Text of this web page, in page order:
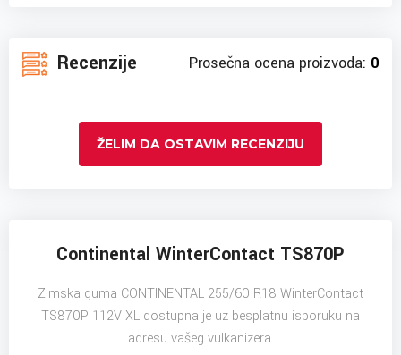
Recenzije Prosečna ocena proizvoda: 0
ŽELIM DA OSTAVIM RECENZIJU
Continental WinterContact TS870P
Zimska guma CONTINENTAL 255/60 R18 WinterContact
TS870P 112V XL dostupna je uz besplatnu isporuku na
adresu vašeg vulkanizera.